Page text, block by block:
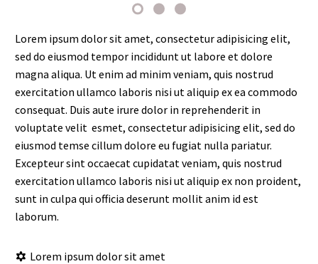
Lorem ipsum dolor sit amet, consectetur adipisicing elit,
sed do eiusmod tempor incididunt ut labore et dolore
magna aliqua. Ut enim ad minim veniam, quis nostrud
exercitation ullamco laboris nisi ut aliquip ex ea commodo
consequat. Duis aute irure dolor in reprehenderit in
voluptate velit esmet, consectetur adipisicing elit, sed do
eiusmod temse cillum dolore eu fugiat nulla pariatur.
Excepteur sint occaecat cupidatat veniam, quis nostrud
exercitation ullamco laboris nisi ut aliquip ex non proident,
sunt in culpa qui officia deserunt mollit anim id est
laborum.
Lorem ipsum dolor sit amet